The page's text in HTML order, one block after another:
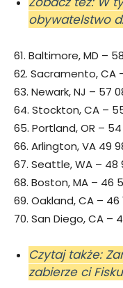
obywatelstwo
61. Baltimore, MD –
62. Sacramento, CA
63. Newark, NJ – 57
64. Stockton, CA –
65. Portland, OR – 54
66. Arlington, VA 49
67. Seattle, WA – 48
68. Boston, MA – 46
69. Oakland, CA – 46
70. San Diego, CA –
Czytaj także:
zabierze ci